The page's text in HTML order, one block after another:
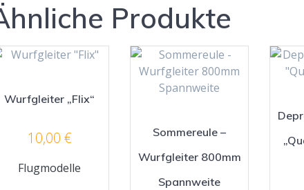
Produkte
Wurfgleiter „Flix“
10,00 €
Flugmodelle
Sommereule –
Wurfgleiter 800mm
Spannweite